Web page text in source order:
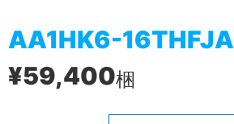
AA1HK6-16THFJA
¥59,400梱